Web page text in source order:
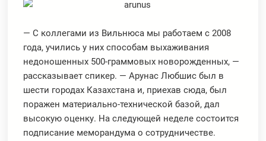
— С коллегами из Вильнюса мы работаем с 2008
года, учились у них способам выхаживания
недоношенных 500-граммовых новорожденных, —
рассказывает спикер. — Арунас Любшис был в
шести городах Казахстана и, приехав сюда, был
поражен материально-технической базой, дал
высокую оценку. На следующей неделе состоится
подписание меморандума о сотрудничестве.